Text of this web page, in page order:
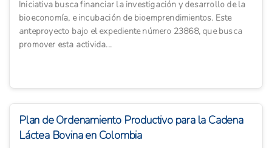
Iniciativa busca financiar la investigación y desarrollo de la
bioeconomía, e incubación de bioemprendimientos. Este
anteproyecto bajo el expediente número 23868, que busca
promover esta activida...
Plan de Ordenamiento Productivo para la Cadena
Láctea Bovina en Colombia